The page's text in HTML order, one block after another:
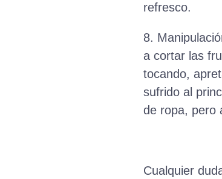
refresco.
8.
a cortar las
tocando,
sufrido al
de ropa, pero
Cualquier